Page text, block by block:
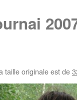
taille originale est de